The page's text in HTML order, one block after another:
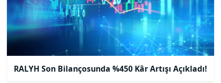
RALYH Son Bilançosunda %450 Kâr Artışı Açıkladı!